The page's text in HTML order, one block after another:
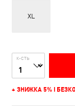
XL
К-СТЬ
+ ЗНИЖКА 5% І